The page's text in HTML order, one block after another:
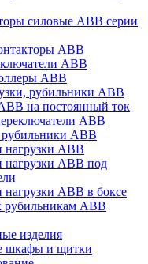
силовые ABB серии
ABB
ABB
ABB
рубильники ABB
на постоянный ток
ABB
ABB
ABB
ABB под
ABB в боксе
рубильникам ABB
изделия
шкафы и щитки